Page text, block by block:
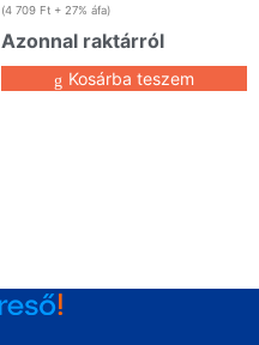
(4 709 Ft+ 27% áfa)
Azonnal raktárról
Kosárba teszem